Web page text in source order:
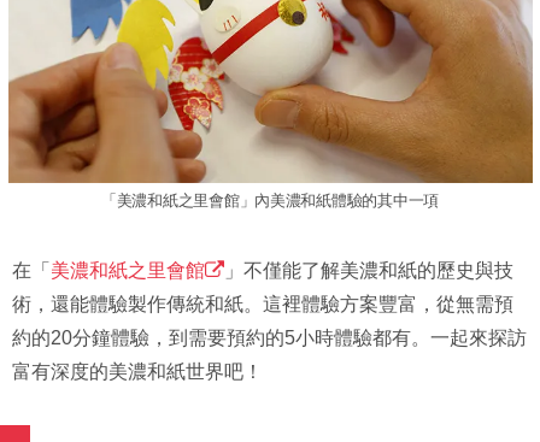
「美濃和紙之里會館」內美濃和紙體驗的其中一項
在「 美濃和紙之里會館
」不僅能了解美濃和紙的歷史與技
術，還能體驗製作傳統和紙。這裡體驗方案豐富，從無需預
約的20分鐘體驗，到需要預約的5小時體驗都有。一起來探訪
富有深度的美濃和紙世界吧！